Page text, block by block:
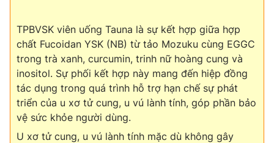
TPBVSK viên uống Tauna là sự kết hợp giữa hợp
chất Fucoidan YSK (NB) từ tảo Mozuku cùng EGGC
trong trà xanh, curcumin, trinh nữ hoàng cung và
inositol. Sự phối kết hợp này mang đến hiệp đồng
tác dụng trong quá trình hỗ trợ hạn chế sự phát
triển của u xơ tử cung, u vú lành tính, góp phần bảo
vệ sức khỏe người dùng.
U xơ tử cung, u vú lành tính mặc dù không gây